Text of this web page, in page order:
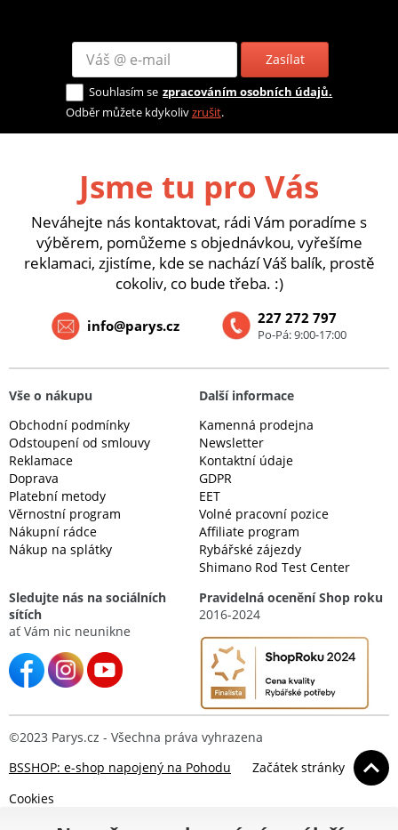
Zasílat
Souhlasím se zpracováním osobních údajů.
Odběr můžete kdykolivzrušit.
Jsme tu pro Vás
Neváhejte nás kontaktovat, rádi Vám poradíme s
výběrem, pomůžeme s objednávkou, vyřešíme
reklamaci, zjistíme, kde se nachází Váš balík, prostě
cokoliv, co bude třeba. :)
227 272 797
Po-Pá: 9:00-17:00
info@parys.cz
Vše o nákupu
Obchodní podmínky
Odstoupení od smlouvy
Reklamace
Doprava
Platební metody
Věrnostní program
Nákupní rádce
Nákup na splátky
Další informace
Kamenná prodejna
Newsletter
Kontaktní údaje
GDPR
EET
Volné pracovní pozice
Affiliate program
Rybářské zájezdy
Shimano Rod Test Center
Sledujte nás na sociálních
sítích
ať Vám nic neunikne
Pravidelná ocenění Shop roku
2016-2024
©2023 Parys.cz - Všechna práva vyhrazena
BSSHOP: e-shop napojený na Pohodu
Začátek stránky
Cookies